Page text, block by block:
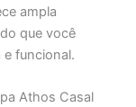
ampla
que você
funcional.
Athos Casal